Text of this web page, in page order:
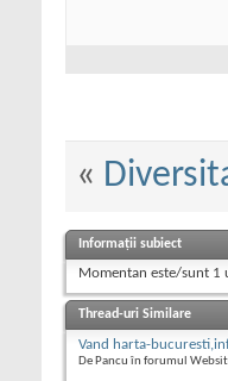
«
Informații subiect
Momentan este/sunt 1
Thread-uri Similare
Vand harta-
De Pancu în forumul